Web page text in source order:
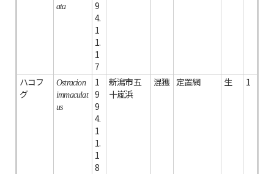
ata
9
4.
1
1.
1
7
ハコフ
グ
Ostracion
immaculat
us
1
9
9
4.
1
1.
1
8
新潟市五
十嵐浜
混獲 定置網 生 1